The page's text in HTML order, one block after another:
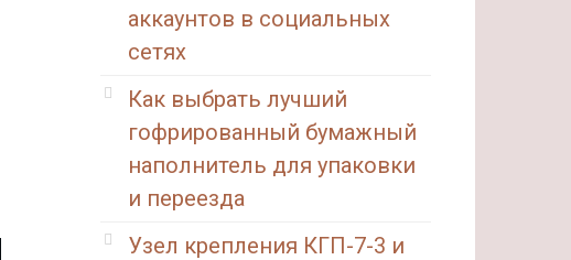
аккаунтов в социальных
сетях
Как выбрать лучший
гофрированный бумажный
наполнитель для упаковки
и переезда
Узел крепления КГП-7-3 и